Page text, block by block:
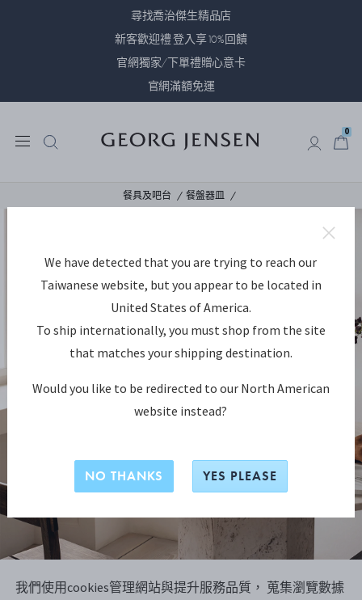
尋找喬治傑生精品店
新客歡迎禮 登入享10%回饋
官網獨家/下單禮贈心意卡
官網滿額免運
0
餐具及吧台 餐盤器皿
我們使用cookies管理網站與提升服務品質， 蒐集瀏覽數據
We have detected that you are trying to reach our
Taiwanese website, but you appear to be located in
United States of America.
To ship internationally, you must shop from the site
that matches your shipping destination.
Would you like to be redirected to our North American
website instead?
NO THANKS YES PLEASE